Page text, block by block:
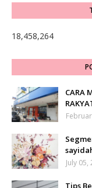
18,458,264
CARA
July 05,